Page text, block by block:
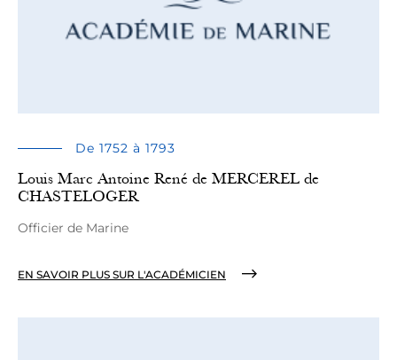
De 1752 à 1793
Louis Marc Antoine René de MERCEREL de
CHASTELOGER
Officier de Marine
EN SAVOIR PLUS SUR L'ACADÉMICIEN